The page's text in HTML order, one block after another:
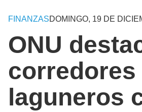
FINANZASDOMINGO, 19 DE
ONU
corredores
laguneros